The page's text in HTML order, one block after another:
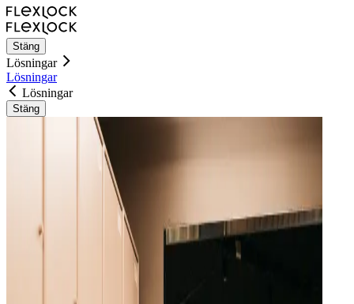
Stäng
Lösningar
Lösningar
Lösningar
Stäng